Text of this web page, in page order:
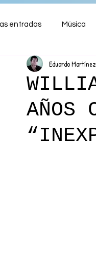
entradas Música
Shows
Ambiente Hogar
AÑOS
Eduardo Martínez